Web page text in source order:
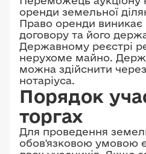
оренди земельної
Право оренди виникає
договору та його
Державному реєстрі
нерухоме майно.
можна здійснити
нотаріуса.
Порядок
торгах
Для проведення
обов'язковою умовою